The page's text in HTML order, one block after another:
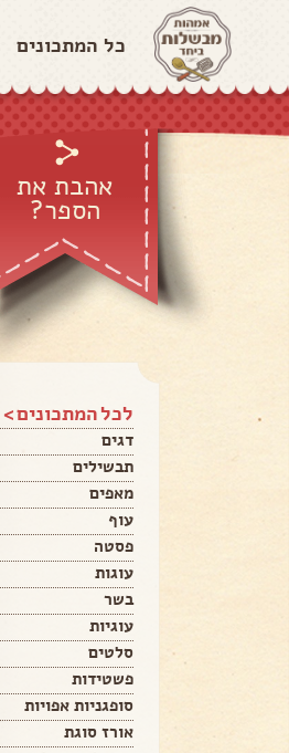
כל המתכונים
אהבת את
הספר?
לכל המתכונים >
דגים
תבשילים
מאפים
עוף
פסטה
עוגות
בשר
עוגיות
סלטים
פשטידות
סופגניות אפויות
אורז סוגת